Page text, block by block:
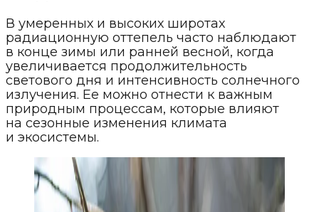
В умеренных и высоких широтах
радиационную оттепель часто наблюдают
в конце зимы или ранней весной, когда
увеличивается продолжительность
светового дня и интенсивность солнечного
излучения. Ее можно отнести к важным
природным процессам, которые влияют
на сезонные изменения климата
и экосистемы.